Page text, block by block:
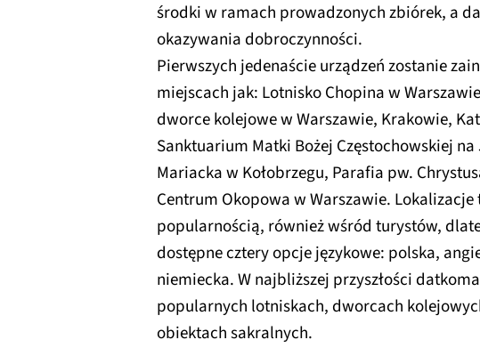
środki w ramach prowadzonych zbiórek, a
okazywania dobroczynności.
Pierwszych jedenaście urządzeń zostanie
miejscach jak: Lotnisko Chopina w
dworce kolejowe w Warszawie, Krakowie,
Sanktuarium Matki Bożej Częstochowskiej
Mariacka w Kołobrzegu, Parafia pw.
Centrum Okopowa w Warszawie. Lokalizacje
popularnością, również wśród turystów,
dostępne cztery opcje językowe: polska,
niemiecka. W najbliższej przyszłości
popularnych lotniskach, dworcach
obiektach sakralnych.